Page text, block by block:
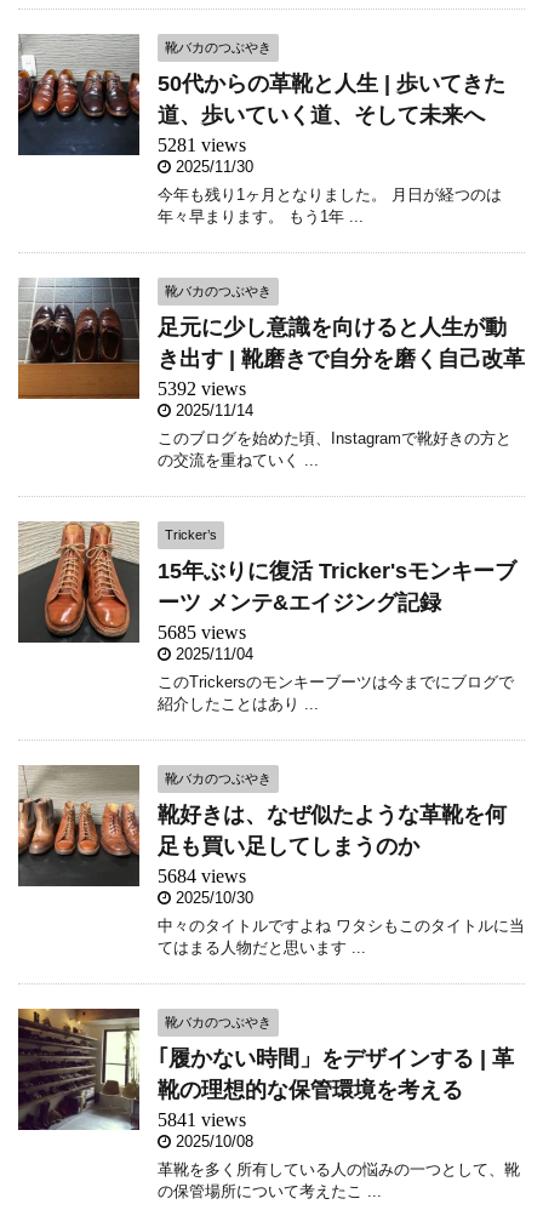
靴バカのつぶやき
50代からの革靴と人生 | 歩いてきた
道、歩いていく道、そして未来へ
5281 views
2025/11/30
今年も残り1ヶ月となりました。 月日が経つのは
年々早まります。 もう1年 ...
靴バカのつぶやき
足元に少し意識を向けると人生が動
き出す | 靴磨きで自分を磨く自己改革
5392 views
2025/11/14
このブログを始めた頃、Instagramで靴好きの方と
の交流を重ねていく ...
Tricker’s
15年ぶりに復活 Tricker'sモンキーブ
ーツ メンテ&エイジング記録
5685 views
2025/11/04
このTrickersのモンキーブーツは今までにブログで
紹介したことはあり ...
靴バカのつぶやき
靴好きは、なぜ似たような革靴を何
足も買い足してしまうのか
5684 views
2025/10/30
中々のタイトルですよね ワタシもこのタイトルに当
てはまる人物だと思います ...
靴バカのつぶやき
｢履かない時間」をデザインする | 革
靴の理想的な保管環境を考える
5841 views
2025/10/08
革靴を多く所有している人の悩みの一つとして、靴
の保管場所について考えたこ ...